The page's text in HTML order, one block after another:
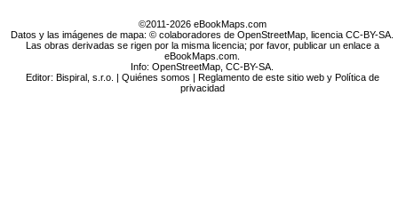
©2011-2026 eBookMaps.com
Datos y las imágenes de mapa: © colaboradores de OpenStreetMap, licencia CC-BY-SA.
Las obras derivadas se rigen por la misma licencia; por favor, publicar un enlace a
eBookMaps.com.
Info:OpenStreetMap ,CC-BY-SA
Editor: Bispiral, s.r.o. | Quiénes somos | Reglamento de este sitio web y Política de
privacidad